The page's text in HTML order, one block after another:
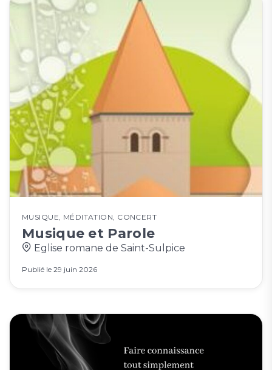
MUSIQUE, MÉDITATION, CONCERT
Musique et Parole
Eglise romane de Saint-Sulpice
Publié le 29 juin 2026